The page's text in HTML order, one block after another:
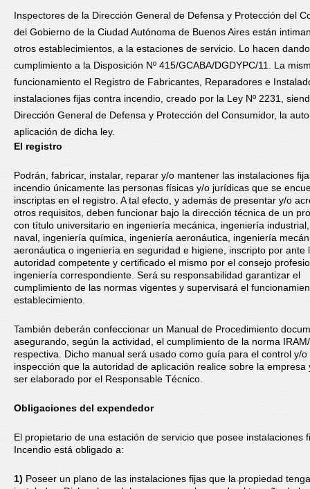
Inspectores de la Dirección General de Defensa y Protección del
del Gobierno de la Ciudad Autónoma de Buenos Aires están
otros establecimientos, a la estaciones de servicio. Lo hacen dando
cumplimiento a la Disposición Nº 415/GCABA/DGDYPC/11. La
funcionamiento el Registro de Fabricantes, Reparadores e
instalaciones fijas contra incendio, creado por la Ley Nº 2231,
Dirección General de Defensa y Protección del Consumidor, la
aplicación de dicha ley.
El registro
Podrán, fabricar, instalar, reparar y/o mantener las instalaciones
incendio únicamente las personas físicas y/o jurídicas que se
inscriptas en el registro. A tal efecto, y además de presentar y/o
otros requisitos, deben funcionar bajo la dirección técnica de un
con título universitario en ingeniería mecánica, ingeniería
naval, ingeniería química, ingeniería aeronáutica, ingeniería
aeronáutica o ingeniería en seguridad e higiene, inscripto por ante
autoridad competente y certificado el mismo por el consejo
ingeniería correspondiente. Será su responsabilidad garantizar el
cumplimiento de las normas vigentes y supervisará el
establecimiento.
También deberán confeccionar un Manual de Procedimiento
asegurando, según la actividad, el cumplimiento de la norma
respectiva. Dicho manual será usado como guía para el control y/o
inspección que la autoridad de aplicación realice sobre la empresa
ser elaborado por el Responsable Técnico.
Obligaciones del expendedor
El propietario de una estación de servicio que posee instalaciones
Incendio está obligado a:
1) Poseer un plano de las instalaciones fijas que la propiedad tenga